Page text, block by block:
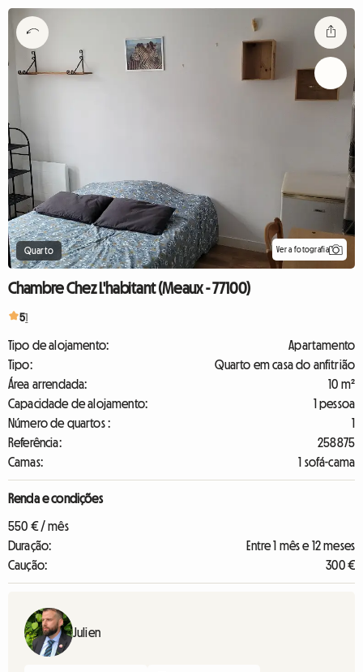
Quarto Ver a fotografia
Chambre Chez L'habitant (Meaux - 77100)
51
Tipo de alojamento:
Apartamento
Tipo:
Quarto em casa do anfitrião
Área arrendada:
10 m²
Capacidade de alojamento:
1 pessoa
Número de quartos :
1
Referência:
258875
Camas:
1 sofá-cama
Renda e condições
550 € / mês
Duração:
Entre 1 mês e 12 meses
Caução:
300 €
Julien